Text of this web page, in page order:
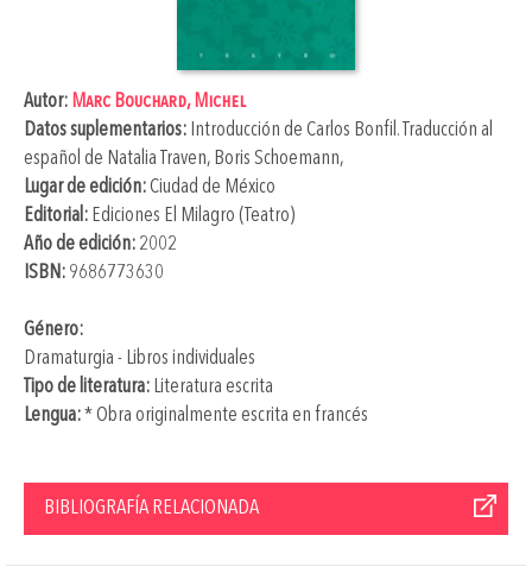
Autor: Marc Bouchard, Michel
Datos suplementarios: Introducción de Carlos Bonfil. Traducción al
español de Natalia Traven, Boris Schoemann,
Lugar de edición:Ciudad de México
Editorial: Ediciones El Milagro (Teatro)
Año de edición: 2002
ISBN: 9686773630
Género:
Dramaturgia - Libros individuales
Tipo de literatura: Literatura escrita
Lengua:* Obra originalmente escrita en francés
BIBLIOGRAFÍA RELACIONADA